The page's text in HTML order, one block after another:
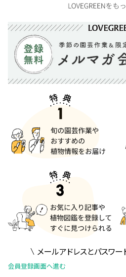
メールアドレスとパスワ
会員登録画面へ進む